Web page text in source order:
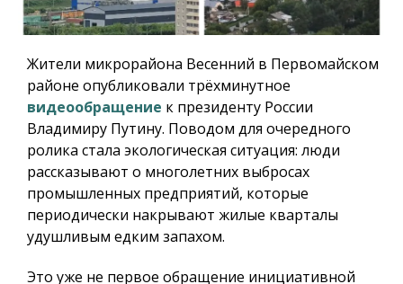
Жители микрорайона Весенний в Первомайском
районе опубликовали трёхминутное
видеообращение к президенту России
Владимиру Путину. Поводом для очередного
ролика стала экологическая ситуация: люди
рассказывают о многолетних выбросах
промышленных предприятий, которые
периодически накрывают жилые кварталы
удушливым едким запахом.
Это уже не первое обращение инициативной